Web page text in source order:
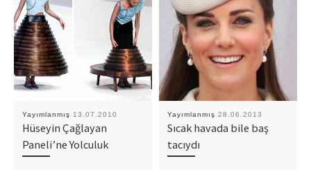
Yayımlanmış 13.07.2010
Hüseyin Çağlayan
Paneli’ne Yolculuk
Yayımlanmış 28.06.2013
Sıcak havada bile baş
tacıydı